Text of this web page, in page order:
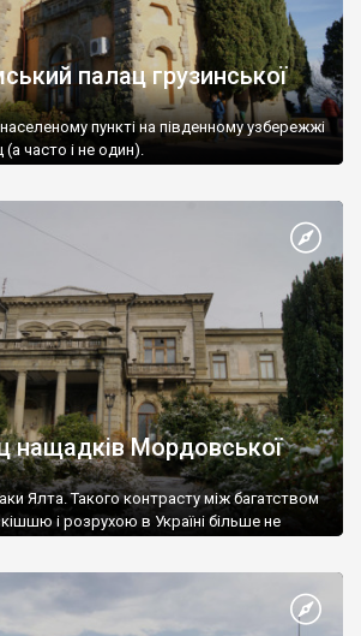
палац грузинської
пункті на південному узбережжі
(а часто і не один).
нащадків Мордовської
Ялта. Такого контрасту між багатством
і розрухою в Україні більше не